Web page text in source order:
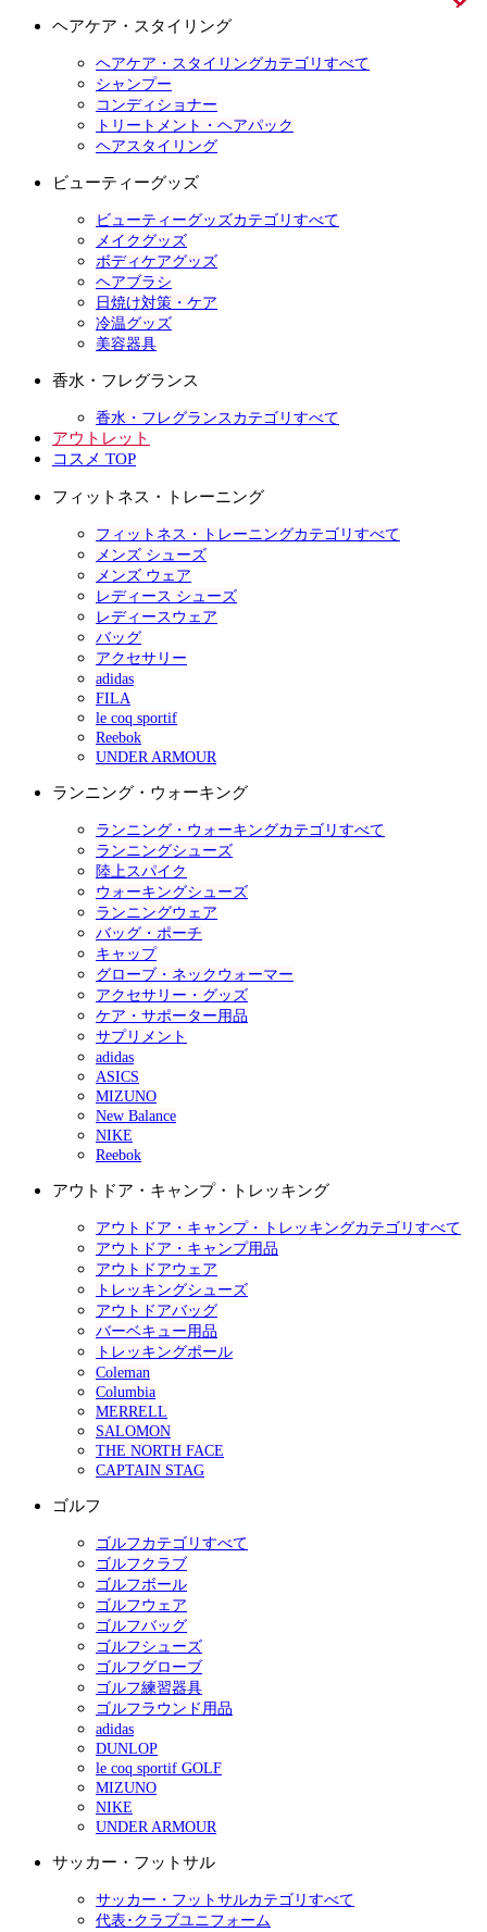
ヘアケア・スタイリング
ヘアケア・スタイリングカテゴリすべて
シャンプー
コンディショナー
トリートメント・ヘアパック
ヘアスタイリング
ビューティーグッズ
ビューティーグッズカテゴリすべて
メイクグッズ
ボディケアグッズ
ヘアブラシ
日焼け対策・ケア
冷温グッズ
美容器具
香水・フレグランス
香水・フレグランスカテゴリすべて
アウトレット
コスメ TOP
フィットネス・トレーニング
フィットネス・トレーニングカテゴリすべて
メンズ シューズ
メンズ ウェア
レディース シューズ
レディースウェア
バッグ
アクセサリー
adidas
FILA
le coq sportif
Reebok
UNDER ARMOUR
ランニング・ウォーキング
ランニング・ウォーキングカテゴリすべて
ランニングシューズ
陸上スパイク
ウォーキングシューズ
ランニングウェア
バッグ・ポーチ
キャップ
グローブ・ネックウォーマー
アクセサリー・グッズ
ケア・サポーター用品
サプリメント
adidas
ASICS
MIZUNO
New Balance
NIKE
Reebok
アウトドア・キャンプ・トレッキング
アウトドア・キャンプ・トレッキングカテゴリすべて
アウトドア・キャンプ用品
アウトドアウェア
トレッキングシューズ
アウトドアバッグ
バーベキュー用品
トレッキングポール
Coleman
Columbia
MERRELL
SALOMON
THE NORTH FACE
CAPTAIN STAG
ゴルフ
ゴルフカテゴリすべて
ゴルフクラブ
ゴルフボール
ゴルフウェア
ゴルフバッグ
ゴルフシューズ
ゴルフグローブ
ゴルフ練習器具
ゴルフラウンド用品
adidas
DUNLOP
le coq sportif GOLF
MIZUNO
NIKE
UNDER ARMOUR
サッカー・フットサル
サッカー・フットサルカテゴリすべて
代表･クラブユニフォーム